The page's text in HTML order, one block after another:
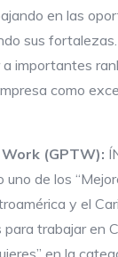
en las
sus
importantes
como
(GPTW):
uno de los
y el
para trabajar en
en la